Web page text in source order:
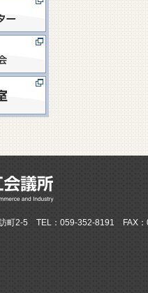
町2-5 TEL：059-352-8191 FAX：